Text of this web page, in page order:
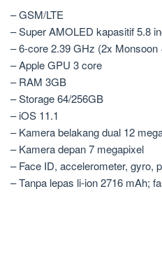
– GSM/LTE
– Super AMOLED kapasitif 5.8
– 6-core 2.39 GHz (2x
– Apple GPU 3 core
– RAM 3GB
– Storage 64/256GB
– iOS 11.1
– Kamera belakang dual 12
– Kamera depan 7 megapixel
– Face ID, accelerometer, gyro,
– Tanpa lepas li-ion 2716 mAh;